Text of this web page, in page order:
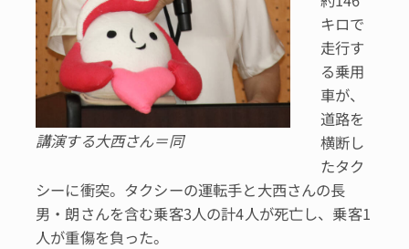
講演する大西さん＝同
キロで
走行す
る乗用
車が、
道路を
横断し
たタク
シーに衝突。タクシーの運転手と大西さんの長
男・朗さんを含む乗客3人の計4人が死亡し、乗客1
人が重傷を負った。